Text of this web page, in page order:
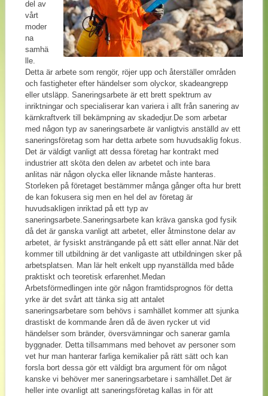
del av
vårt
moder
na
samhä
lle.
Detta är arbete som rengör, röjer upp och återställer områden
och fastigheter efter händelser som olyckor, skadeangrepp
eller utsläpp. Saneringsarbete är ett brett spektrum av
inriktningar och specialiserar kan variera i allt från sanering av
kärnkraftverk till bekämpning av skadedjur.De som arbetar
med någon typ av saneringsarbete är vanligtvis anställd av ett
saneringsföretag som har detta arbete som huvudsaklig fokus.
Det är väldigt vanligt att dessa företag har kontrakt med
industrier att sköta den delen av arbetet och inte bara
anlitas när någon olycka eller liknande måste hanteras.
Storleken på företaget bestämmer många gånger ofta hur brett
de kan fokusera sig men en hel del av företag är
huvudsakligen inriktad på ett typ av
saneringsarbete.Saneringsarbete kan kräva ganska god fysik
då det är ganska vanligt att arbetet, eller åtminstone delar av
arbetet, är fysiskt ansträngande på ett sätt eller annat.När det
kommer till utbildning är det vanligaste att utbildningen sker på
arbetsplatsen. Man lär helt enkelt upp nyanställda med både
praktiskt och teoretisk erfarenhet.Medan
Arbetsförmedlingen inte gör någon framtidsprognos för detta
yrke är det svårt att tänka sig att antalet
saneringsarbetare som behövs i samhället kommer att sjunka
drastiskt de kommande åren då de även rycker ut vid
händelser som bränder, översvämningar och sanerar gamla
byggnader. Detta tillsammans med behovet av personer som
vet hur man hanterar farliga kemikalier på rätt sätt och kan
forsla bort dessa gör ett väldigt bra argument för om något
kanske vi behöver mer saneringsarbetare i samhället.Det är
heller inte ovanligt att saneringsföretag kallas in för att